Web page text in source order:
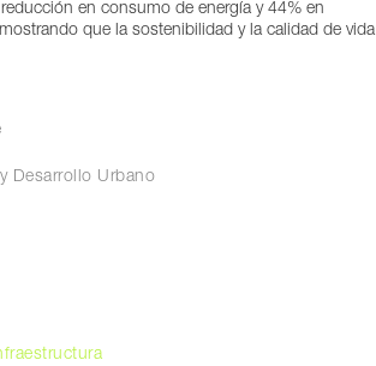
en consumo de energía y 44% en
que la sostenibilidad y la calidad de vida
Desarrollo Urbano